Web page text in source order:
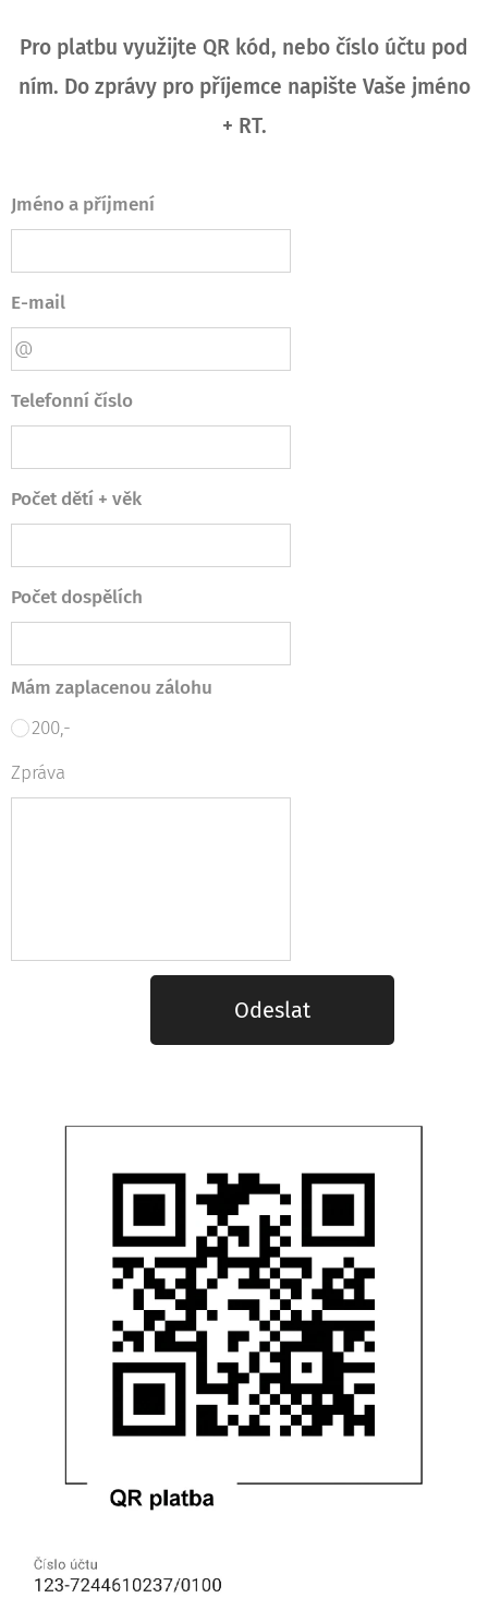
Pro platbu využijte QR kód, nebo číslo účtu pod
ním. Do zprávy pro příjemce napište Vaše jméno
+ RT.
Jméno a příjmení
E-mail
Telefonní číslo
Počet dětí + věk
Počet dospělích
Mám zaplacenou zálohu
200,-
Zpráva
Odeslat